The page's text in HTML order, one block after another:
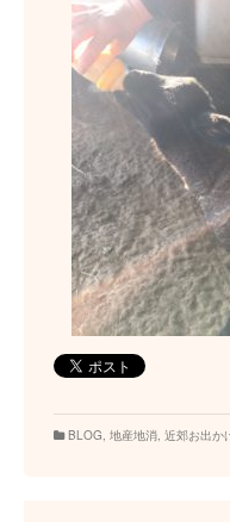
BLOG, 地産地消, 近郊お出か